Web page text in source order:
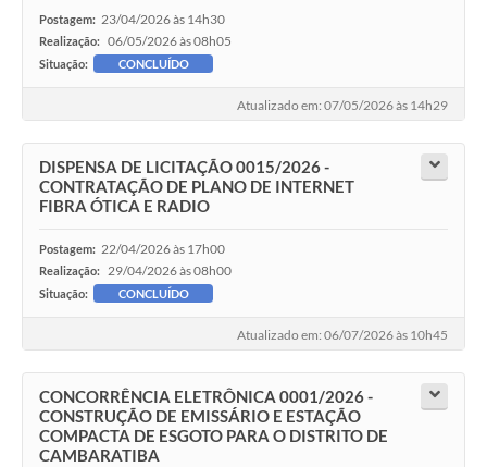
Postagem: 23/04/2026 às 14h30
Realização: 06/05/2026 às 08h05
Situação: CONCLUÍDO
Atualizado em: 07/05/2026 às 14h29
DISPENSA DE LICITAÇÃO 0015/2026 -
CONTRATAÇÃO DE PLANO DE INTERNET
FIBRA ÓTICA E RADIO
Postagem: 22/04/2026 às 17h00
Realização: 29/04/2026 às 08h00
Situação: CONCLUÍDO
Atualizado em: 06/07/2026 às 10h45
CONCORRÊNCIA ELETRÔNICA 0001/2026 -
CONSTRUÇÃO DE EMISSÁRIO E ESTAÇÃO
COMPACTA DE ESGOTO PARA O DISTRITO DE
CAMBARATIBA